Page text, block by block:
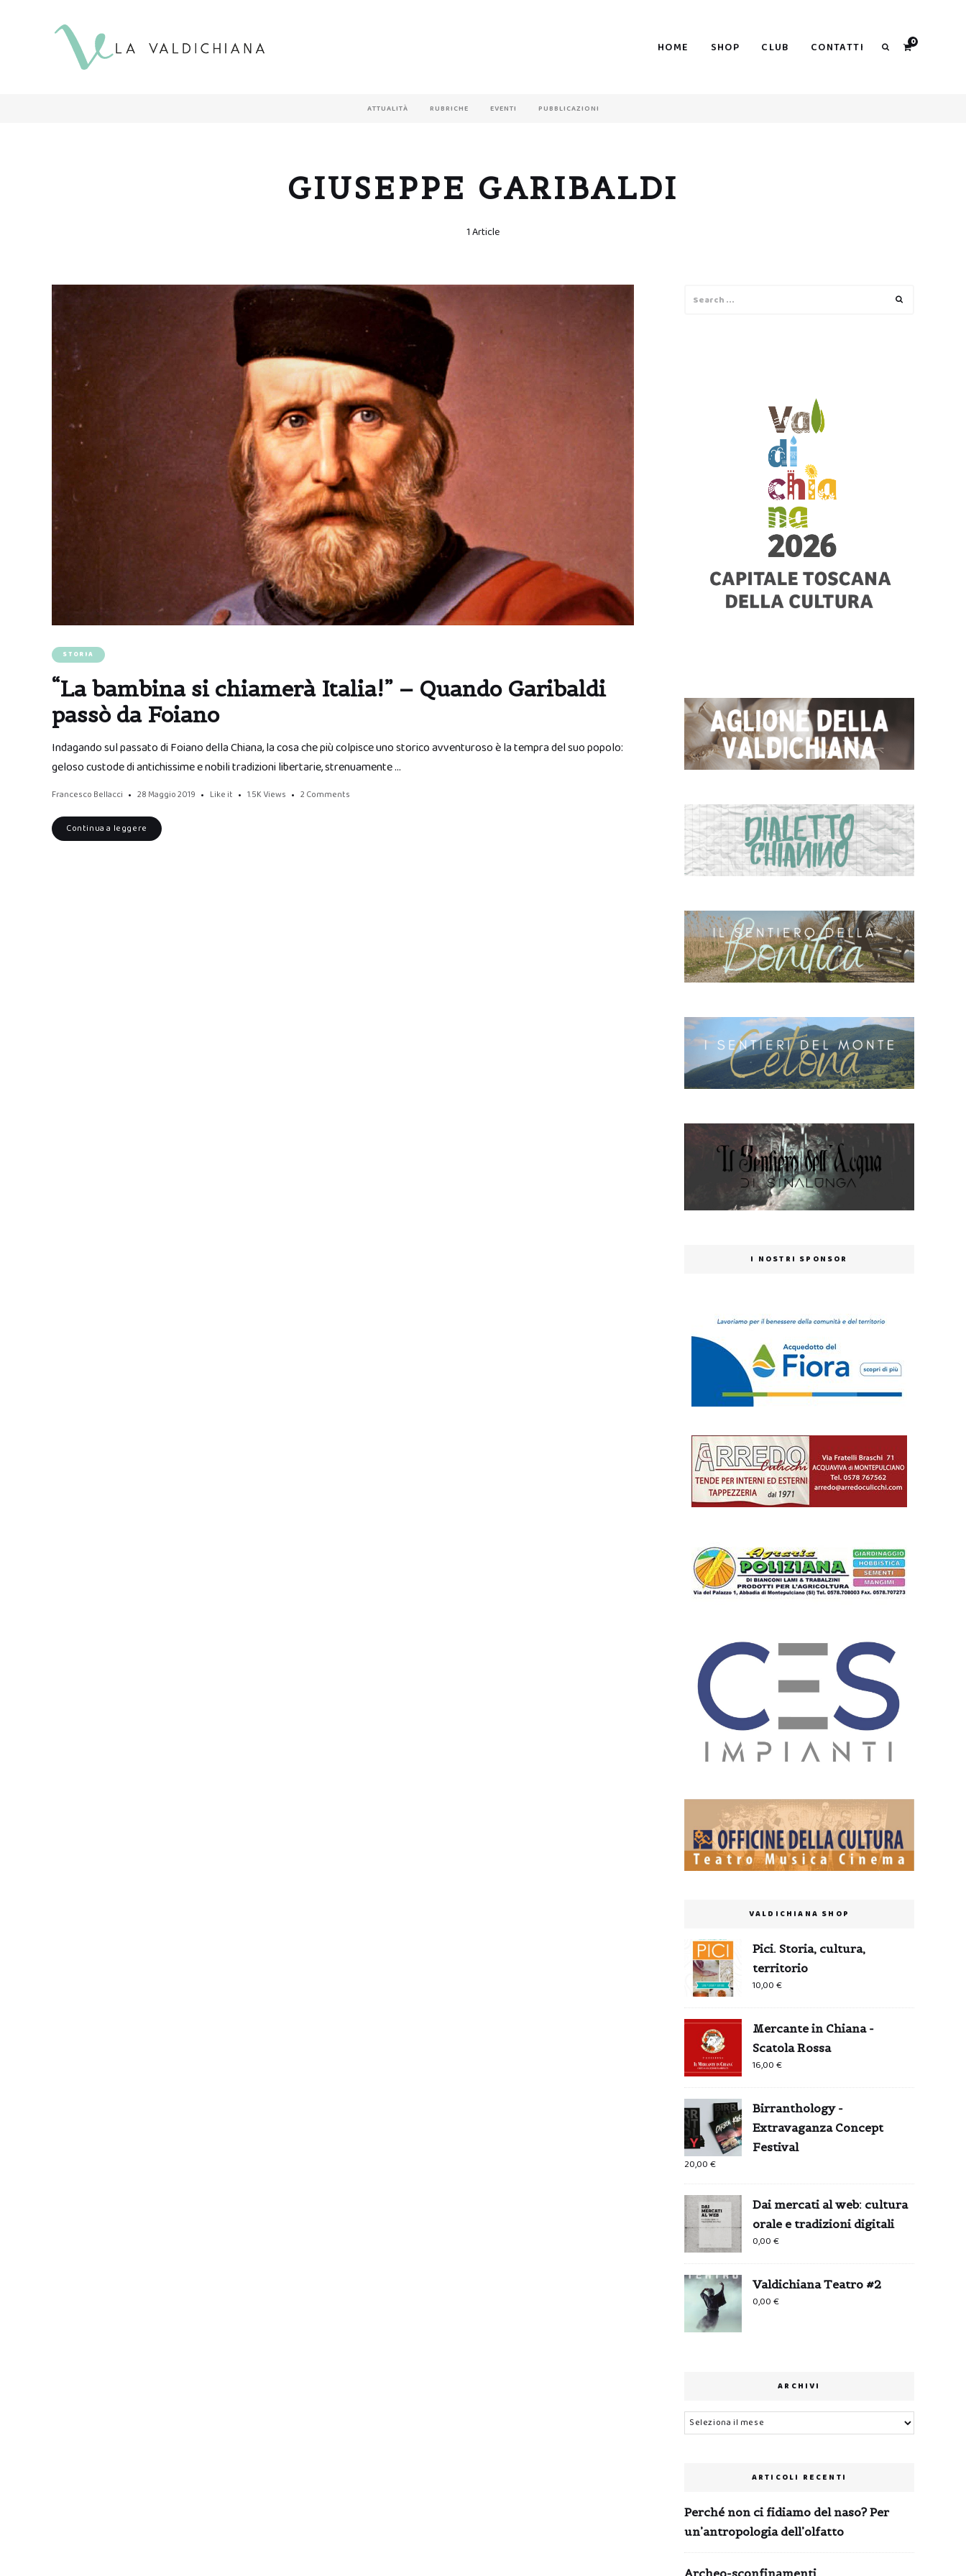
HOME SHOP CLUB CONTATTI 0
ATTUALITÀ RUBRICHE EVENTI PUBBLICAZIONI
GIUSEPPE GARIBALDI
1 Article
STORIA
“La bambina si chiamerà Italia!” – Quando Garibaldi
passò da Foiano
Indagando sul passato di Foiano della Chiana, la cosa che più colpisce uno storico avventuroso è la tempra del suo popolo:
geloso custode di antichissime e nobili tradizioni libertarie, strenuamente …
Francesco Bellacci 28 Maggio 2019 Like it 1.5K Views 2 Comments
Continua a leggere
for:
I NOSTRI SPONSOR
VALDICHIANA SHOP
Pici. Storia, cultura,
territorio
10,00€
Mercante in Chiana -
Scatola Rossa
16,00€
Birranthology -
Extravaganza Concept
Festival
20,00€
Dai mercati al web: cultura
orale e tradizioni digitali
0,00€
Valdichiana Teatro #2
0,00€
ARCHIVI
Archivi
ARTICOLI RECENTI
Perché non ci fidiamo del naso? Per
un’antropologia dell’olfatto
Archeo-sconfinamenti